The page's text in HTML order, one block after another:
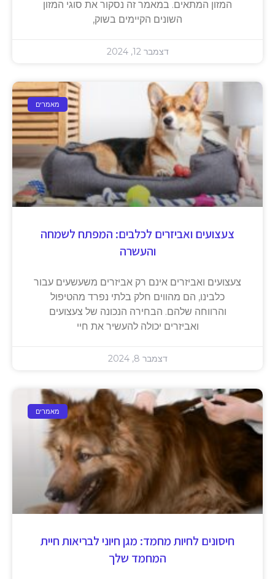
המזון המתאים. במאמר זה נסקור את סוגי המזון
השונים הקיימים בשוק,
דצמבר 12, 2024
מאמרים
צעצועים ואביזרים לכלבים: המפתח לשמחה
והעשרה
צעצועים ואביזרים אינם רק אביזרים משעשעים עבור
כלבינו, הם מהווים חלק בלתי נפרד מהטיפול
והרווחה שלהם. הבחירה הנכונה של צעצועים
ואביזרים יכולה להעשיר את חיי
דצמבר 8, 2024
מאמרים
חיסונים לחיות מחמד: מגן חיוני לבריאות חיית
המחמד שלך